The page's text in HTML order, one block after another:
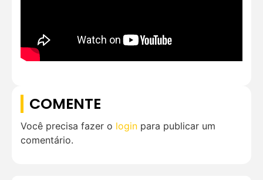
COMENTE
Você precisa fazer o login para publicar um
comentário.